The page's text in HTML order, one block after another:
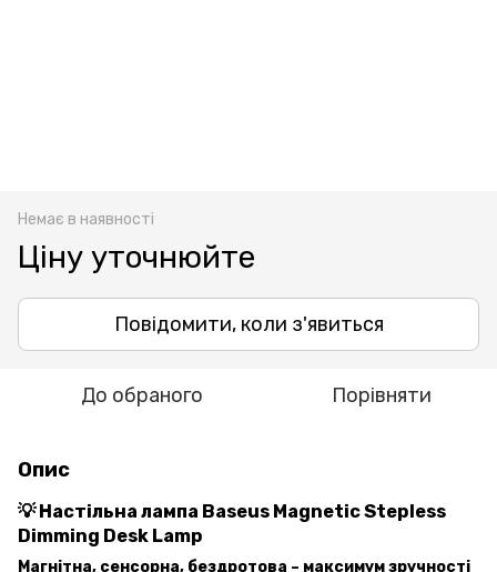
Немає в наявності
Ціну уточнюйте
Повідомити, коли з'явиться
До обраного Порівняти
Опис
💡Настільна лампа Baseus Magnetic Stepless
Dimming Desk Lamp
Магнітна, сенсорна, бездротова – максимум зручності